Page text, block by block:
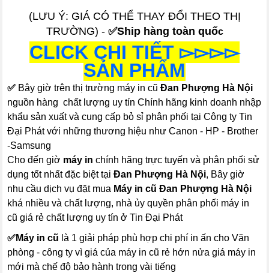
(LƯU Ý: GIÁ CÓ THỂ THAY ĐỔI THEO THỊ
TRƯỜNG) - ✅Ship hàng toàn quốc
CLICK CHI TIẾT ▻▻▻▻
SẢN PHẨM
✅ Bây giờ trên thị trường máy in cũĐan Phượng Hà Nội
nguồn hàng chất lượng uy tín Chính hãng kinh doanh nhập
khẩu sản xuất và cung cấp bỏ sỉ phân phối tại Công ty Tin
Đại Phát với những thương hiệu như Canon - HP - Brother
-Samsung
Cho đến giờ máy in chính hãng trực tuyến và phân phối sử
dụng tốt nhất đặc biệt tạiĐan Phượng Hà Nội, Bây giờ
nhu cầu dịch vụ đặt mua Máy in cũ Đan Phượng Hà Nội
khá nhiều và chất lượng, nhà ủy quyền phân phối máy in
cũ giá rẻ chất lượng uy tín ở Tin Đại Phát
✅Máy in cũ là 1 giải pháp phù hợp chi phí in ấn cho Văn
phòng - công ty vì giá của máy in cũ rẻ hớn nửa giá máy in
mới mà chế độ bảo hành trong vài tiếng